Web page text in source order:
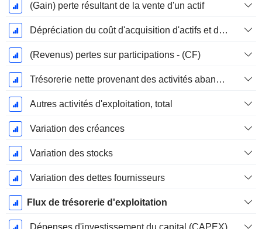
(Gain) perte résultant de la vente d'un actif
Dépréciation du coût d'acquisition d'actifs et dépenses de restructuration
(Revenus) pertes sur participations - (CF)
Trésorerie nette provenant des activités abandonnées
Autres activités d'exploitation, total
Variation des créances
Variation des stocks
Variation des dettes fournisseurs
Flux de trésorerie d'exploitation